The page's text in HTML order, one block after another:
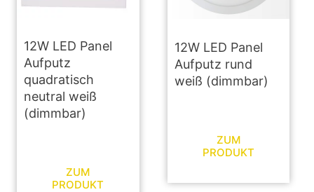
12W LED Panel
Aufputz
quadratisch
neutral weiß
(dimmbar)
ZUM
PRODUKT
12W LED Panel
Aufputz rund
weiß (dimmbar)
ZUM
PRODUKT